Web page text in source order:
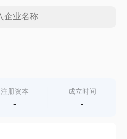
注册资本
-
成立时间
-